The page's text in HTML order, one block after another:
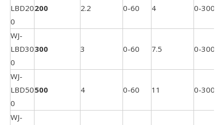
LBD20
0
200 2.2 0-60 4 0-3000
WJ-
LBD30
0
300 3 0-60 7.5 0-3000
WJ-
LBD50
0
500 4 0-60 11 0-3000
WJ-